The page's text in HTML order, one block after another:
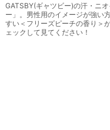
GATSBY(ギャツビー)の汗・ニ
ー」。男性用のイメージが強い
すい＜フリーズピーチの香り＞
ェックして見てください！